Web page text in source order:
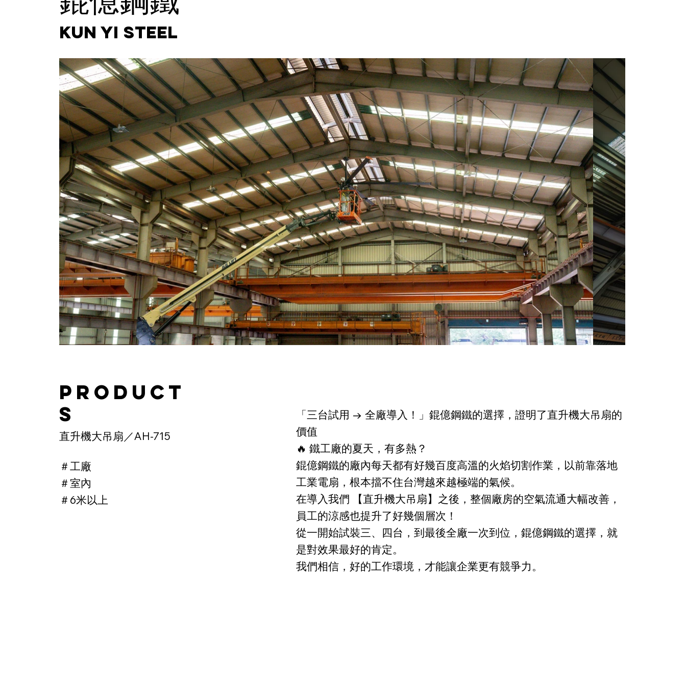
KUN YI STEEL
product
s
直升機大吊扇／AH-715
＃工廠
​＃室內
​＃6米以上
「三台試用 → 全廠導入！」錕億鋼鐵的選擇，證明了直升機大吊扇的
價值
🔥 鐵工廠的夏天，有多熱？
錕億鋼鐵的廠內每天都有好幾百度高溫的火焰切割作業，以前靠落地
工業電扇，根本擋不住台灣越來越極端的氣候。
在導入我們 【直升機大吊扇】之後，整個廠房的空氣流通大幅改善，
員工的涼感也提升了好幾個層次！
從一開始試裝三、四台，到最後全廠一次到位，錕億鋼鐵的選擇，就
是對效果最好的肯定。
我們相信，好的工作環境，才能讓企業更有競爭力。